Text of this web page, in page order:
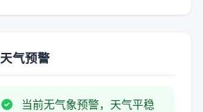
天气预警
当前无气象预警，天气平稳